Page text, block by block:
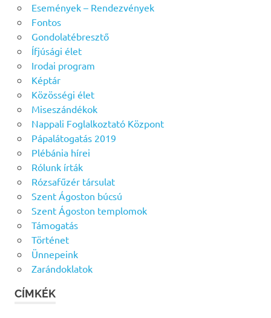
Események – Rendezvények
Fontos
Gondolatébresztő
Ífjúsági élet
Irodai program
Képtár
Közösségi élet
Miseszándékok
Nappali Foglalkoztató Központ
Pápalátogatás 2019
Plébánia hírei
Rólunk írták
Rózsafűzér társulat
Szent Ágoston búcsú
Szent Ágoston templomok
Támogatás
Történet
Ünnepeink
Zarándoklatok
CÍMKÉK